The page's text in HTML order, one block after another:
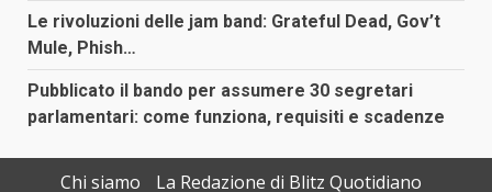
Le rivoluzioni delle jam band: Grateful Dead, Gov’t
Mule, Phish…
Pubblicato il bando per assumere 30 segretari
parlamentari: come funziona, requisiti e scadenze
Chi siamo La Redazione di Blitz Quotidiano